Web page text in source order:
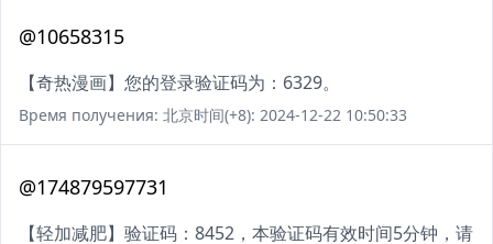
@10658315
【奇热漫画】您的登录验证码为：6329。
Время получения: 北京时间(+8): 2024-12-22 10:50:33
@174879597731
【轻加减肥】验证码：8452，本验证码有效时间5分钟，请